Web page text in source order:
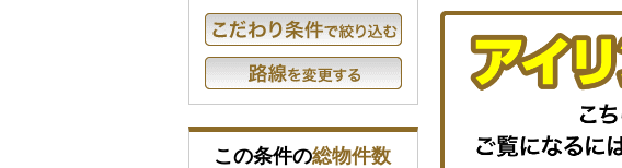
この条件の総物件数